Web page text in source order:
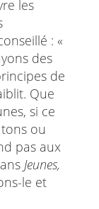
les
: «
des
de
Que
si ce
ou
pas aux
Jeunes,
le et